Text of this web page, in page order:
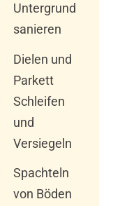
Untergrund
sanieren
Dielen und
Parkett
Schleifen
und
Versiegeln
Spachteln
von Böden